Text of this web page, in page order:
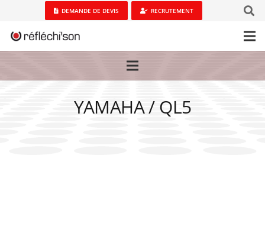
DEMANDE DE DEVIS RECRUTEMENT
YAMAHA / QL5